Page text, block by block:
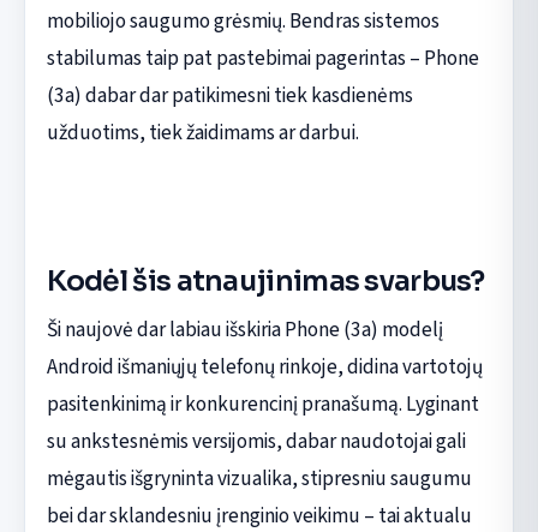
mobiliojo saugumo grėsmių. Bendras sistemos
stabilumas taip pat pastebimai pagerintas – Phone
(3a) dabar dar patikimesni tiek kasdienėms
užduotims, tiek žaidimams ar darbui.
Kodėl šis atnaujinimas svarbus?
Ši naujovė dar labiau išskiria Phone (3a) modelį
Android išmaniųjų telefonų rinkoje, didina vartotojų
pasitenkinimą ir konkurencinį pranašumą. Lyginant
su ankstesnėmis versijomis, dabar naudotojai gali
mėgautis išgryninta vizualika, stipresniu saugumu
bei dar sklandesniu įrenginio veikimu – tai aktualu